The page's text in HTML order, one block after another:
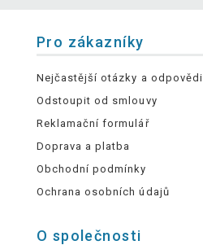
Pro zákazníky
Nejčastější otázky a odpovědi
Odstoupit od smlouvy
Reklamační formulář
Doprava a platba
Obchodní podmínky
Ochrana osobních údajů
O společnosti